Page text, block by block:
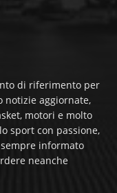
di riferimento per
aggiornate,
motori e molto
sport con passione,
informato
neanche